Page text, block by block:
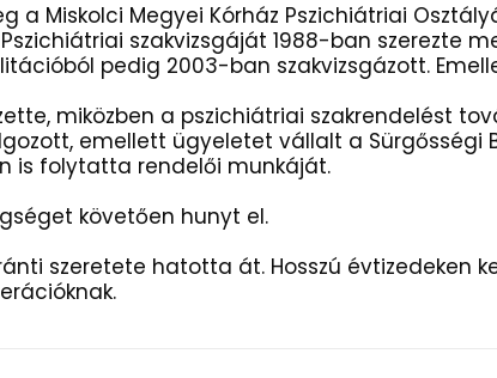
a Miskolci Megyei Kórház Pszichiátriai
szakvizsgáját 1988-ban szerezte
pedig 2003-ban szakvizsgázott.
miközben a pszichiátriai szakrendelést
emellett ügyeletet vállalt a
is folytatta rendelői munkáját.
követően hunyt el.
szeretete hatotta át. Hosszú évtizedeken